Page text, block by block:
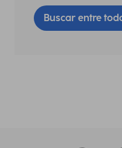
Buscar entre